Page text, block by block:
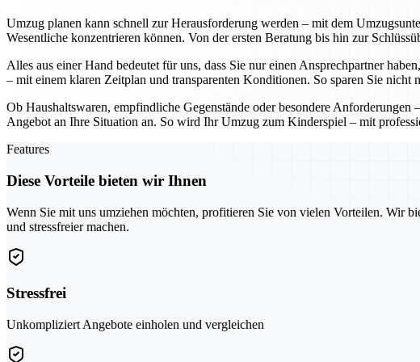
Umzug planen kann schnell zur Herausforderung werden – mit dem
Wesentliche konzentrieren können. Von der ersten Beratung bis hin zur
Alles aus einer Hand bedeutet für uns, dass Sie nur einen Ansprechpartner
– mit einem klaren Zeitplan und transparenten Konditionen. So sparen Sie nicht
Ob Haushaltswaren, empfindliche Gegenstände oder besondere
Angebot an Ihre Situation an. So wird Ihr Umzug zum Kinderspiel – mit
Features
Diese Vorteile bieten wir Ihnen
Wenn Sie mit uns umziehen möchten, profitieren Sie von vielen Vorteilen. Wir
und stressfreier machen.
Stressfrei
Unkompliziert Angebote einholen und vergleichen